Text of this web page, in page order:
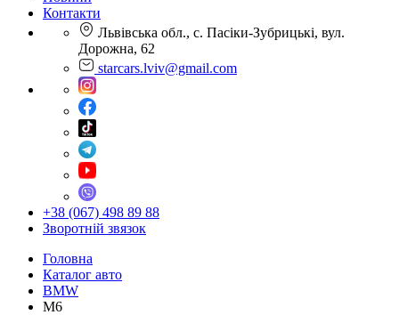
Контакти
Львівська обл., с. Пасіки-Зубрицькі, вул.
Дорожна, 62
starcars.lviv@gmail.com
+38 (067) 498 89 88
Зворотній звязок
Головна
Каталог авто
BMW
M6